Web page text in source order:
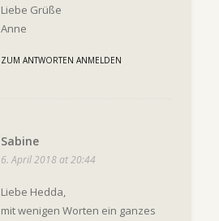
Liebe Grüße
Anne
ZUM ANTWORTEN ANMELDEN
Sabine
6. April 2018 at 20:44
Liebe Hedda,
mit wenigen Worten ein ganzes